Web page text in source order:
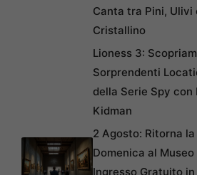
Canta tra Pini, Ulivi
Cristallino
Lioness 3:
Sorprendenti
della Serie Spy con
Kidman
2 Agosto: Ritorna la
Domenica al Museo
Ingresso Gratuito